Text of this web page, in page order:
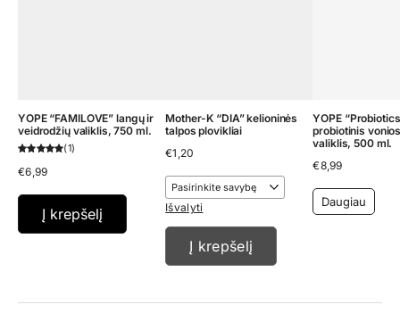
YOPE “FAMILOVE” langų ir
veidrodžių valiklis, 750 ml.
1
€6,99
Į krepšelį
Mother-K “DIA” kelioninės
talpos plovikliai
€1,20
Išvalyti
Į krepšelį
YOPE
probiotinis
valiklis, 500 ml.
€8,99
Daugiau